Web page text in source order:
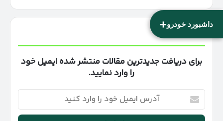
+داشبورد خودرو
خبرنامه
برای دریافت جدیدترین مقالات منتشر شده ایمیل خود
را وارد نمایید.
آدرس
ایمیل
خود